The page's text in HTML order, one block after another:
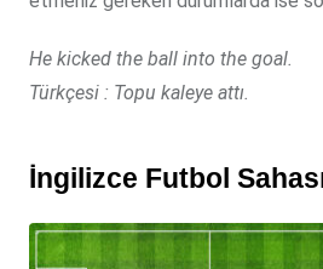
He kicked the ball into the goal.
Türkçesi : Topu kaleye attı.
İngilizce Futbol